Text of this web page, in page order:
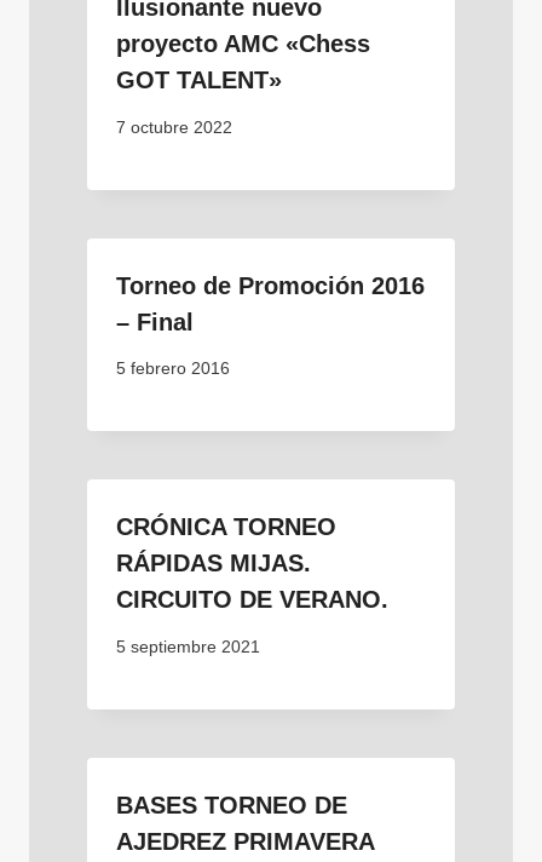
Ilusionante nuevo
proyecto AMC «Chess
GOT TALENT»
7 octubre 2022
Torneo de Promoción 2016
– Final
5 febrero 2016
CRÓNICA TORNEO
RÁPIDAS MIJAS.
CIRCUITO DE VERANO.
5 septiembre 2021
BASES TORNEO DE
AJEDREZ PRIMAVERA